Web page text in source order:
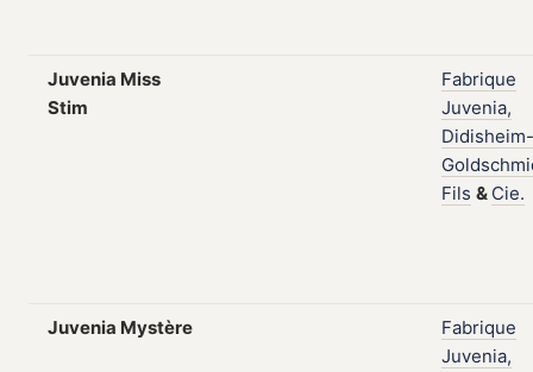
Juvenia Miss
Stim
Fabrique
Juvenia,
Didisheim-
Fils & Cie.
Juvenia Mystère
Fabrique
Juvenia,